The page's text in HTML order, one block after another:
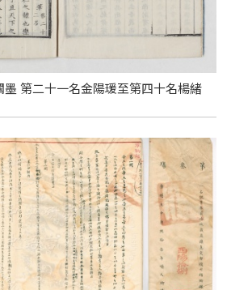
第二十一名金陽瑗至第四十名楊緒